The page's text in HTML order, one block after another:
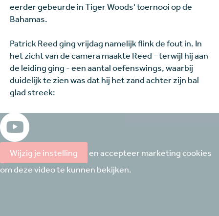
eerder gebeurde in Tiger Woods' toernooi op de
Bahamas.
Patrick Reed ging vrijdag namelijk flink de fout in. In
het zicht van de camera maakte Reed - terwijl hij aan
de leiding ging - een aantal oefenswings, waarbij
duidelijk te zien was dat hij het zand achter zijn bal
glad streek:
Wijzig je instelling
en accepteer marketing cookies
om deze video te kunnen bekijken.